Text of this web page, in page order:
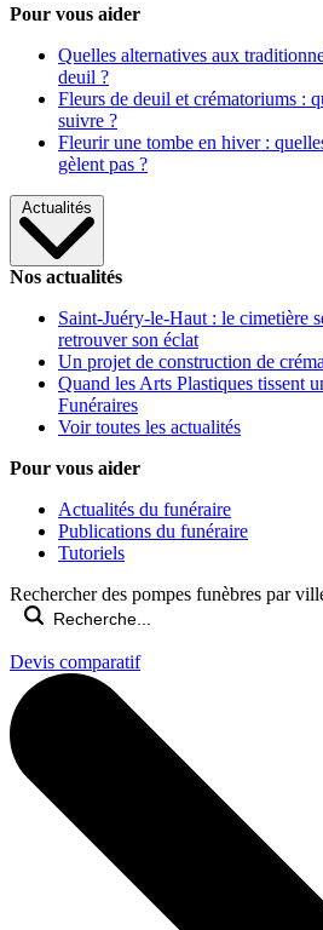
Pour vous aider
Quelles alternatives aux
deuil ?
Fleurs de deuil et crématoriums :
suivre ?
Fleurir une tombe en hiver :
gèlent pas ?
Actualités
Nos actualités
Saint-Juéry-le-Haut : le cimetière
retrouver son éclat
Un projet de construction de
Quand les Arts Plastiques tissent
Funéraires
Voir toutes les actualités
Pour vous aider
Actualités du funéraire
Publications du funéraire
Tutoriels
Rechercher des pompes funèbres par
Devis comparatif